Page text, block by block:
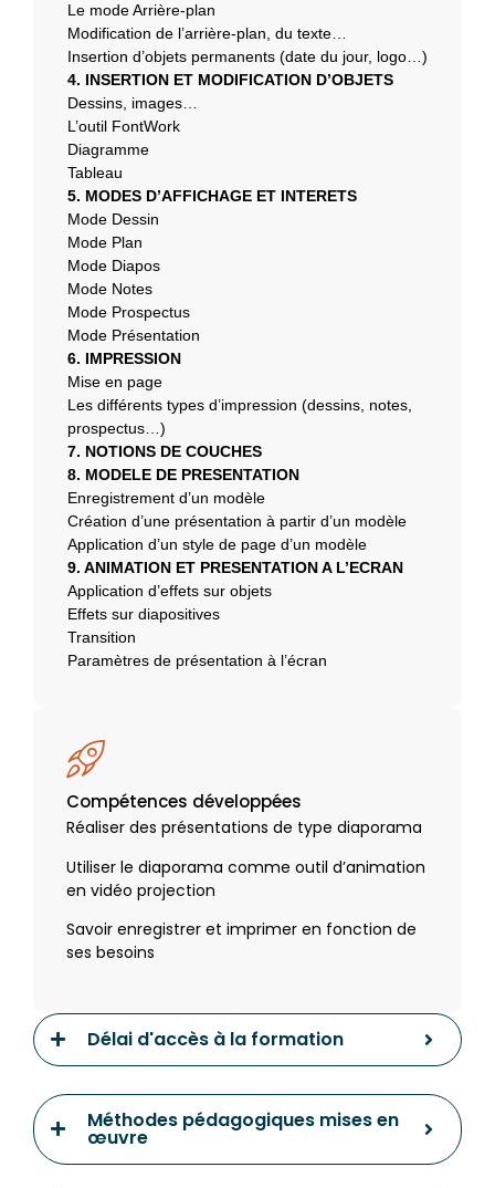
Le mode Arrière-plan
Modification de l’arrière-plan, du texte…
Insertion d’objets permanents (date du jour, logo…)
4. INSERTION ET MODIFICATION D’OBJETS
Dessins, images…
L’outil FontWork
Diagramme
Tableau
5. MODES D’AFFICHAGE ET INTERETS
Mode Dessin
Mode Plan
Mode Diapos
Mode Notes
Mode Prospectus
Mode Présentation
6. IMPRESSION
Mise en page
Les différents types d’impression (dessins, notes,
prospectus…)
7. NOTIONS DE COUCHES
8. MODELE DE PRESENTATION
Enregistrement d’un modèle
Création d’une présentation à partir d’un modèle
Application d’un style de page d’un modèle
9. ANIMATION ET PRESENTATION A L’ECRAN
Application d’effets sur objets
Effets sur diapositives
Transition
Paramètres de présentation à l’écran
Compétences développées
Réaliser des présentations de type diaporama
Utiliser le diaporama comme outil d’animation
en vidéo projection
Savoir enregistrer et imprimer en fonction de
ses besoins
Délai d'accès à la formation
Méthodes pédagogiques mises en
œuvre